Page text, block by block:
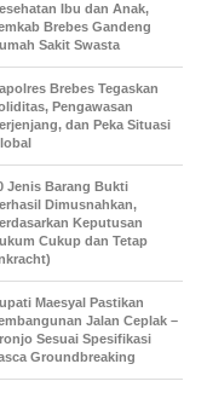
Ibu dan Anak,
Brebes Gandeng
Sakit Swasta
Brebes Tegaskan
Pengawasan
dan Peka Situasi
Jenis Barang Bukti
Dimusnahkan,
Keputusan
Cukup dan Tetap
Maesyal Pastikan
Jalan Ceplak –
Sesuai Spesifikasi
Groundbreaking